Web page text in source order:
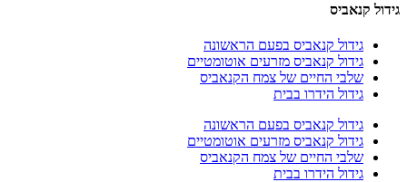
גידול קנאביס
גידול קנאביס בפעם הראשונה
גידול קנאביס מזרעים אוטומטיים
שלבי החיים של צמח הקנאביס
גידול הידרו בבית
גידול קנאביס בפעם הראשונה
גידול קנאביס מזרעים אוטומטיים
שלבי החיים של צמח הקנאביס
גידול הידרו בבית